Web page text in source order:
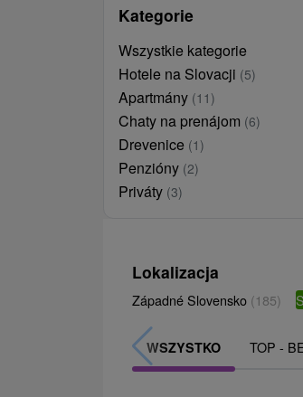
Kategorie
Wszystkie kategorie
Hotele na Slovacji (5)
Apartmány (11)
Chaty na prenájom (6)
Drevenice (1)
Penzióny (2)
Priváty (3)
Lokalizacja
Západné Slovensko (185)
WSZYSTKO TOP -